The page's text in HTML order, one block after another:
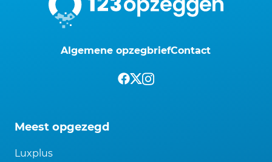
Algemene opzegbriefContact
Meest opgezegd
Luxplus